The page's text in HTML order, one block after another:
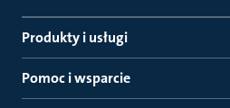
Produkty i usługi
Pomoc i wsparcie